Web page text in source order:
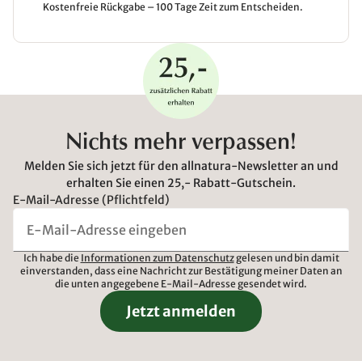
Kostenfreie Rückgabe – 100 Tage Zeit zum Entscheiden.
Nichts mehr verpassen!
Melden Sie sich jetzt für den allnatura-Newsletter an und
erhalten Sie einen 25,- Rabatt-Gutschein.
E-Mail-Adresse (Pflichtfeld)
Ich habe die Informationen zum Datenschutzgelesen und bin damit
einverstanden, dass eine Nachricht zur Bestätigung meiner Daten an
die unten angegebene E-Mail-Adresse gesendet wird.
Jetzt anmelden